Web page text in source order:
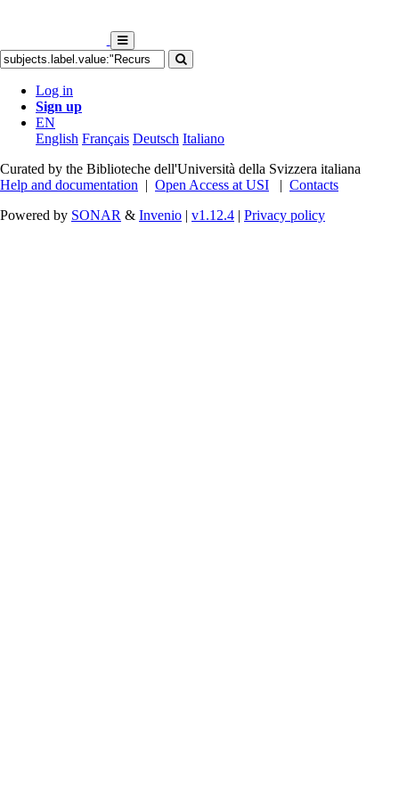
Log in
Sign up
EN
English Français Deutsch Italiano
Curated by the Biblioteche dell'Università della Svizzera italiana
Help and documentation | Open Access at USI | Contacts
Powered by SONAR & Invenio | v1.12.4 | Privacy policy